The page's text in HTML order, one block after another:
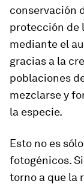
conservación
protección de
mediante el
gracias a la
poblaciones
mezclarse y
la especie.
Esto no es
fotogénicos.
torno a que la